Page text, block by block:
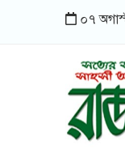
০৭